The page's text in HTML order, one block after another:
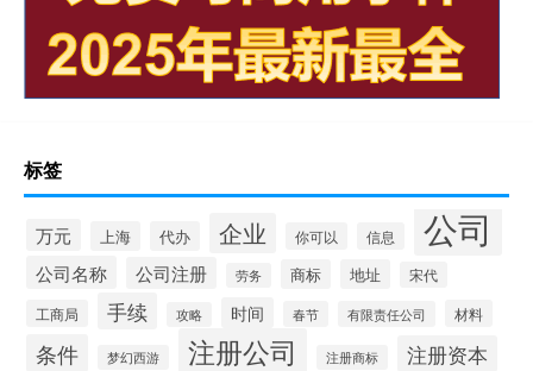
标签
万元 上海 代办 企业 你可以 信息 公司
公司名称 公司注册 劳务 商标 地址 宋代
工商局 手续 攻略 时间 春节 有限责任公司 材料
条件 梦幻西游 注册公司 注册商标 注册资本